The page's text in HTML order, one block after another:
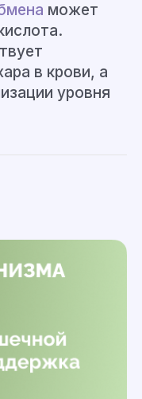
может
в крови, а
уровня